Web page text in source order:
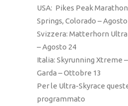
USA: Pikes Peak
Springs, Colorado –
Svizzera: Matterhorn
– Agosto 24
Italia: Skyrunning Xtreme
Garda – Ottobre 13
Per le Ultra-Skyrace
programmato